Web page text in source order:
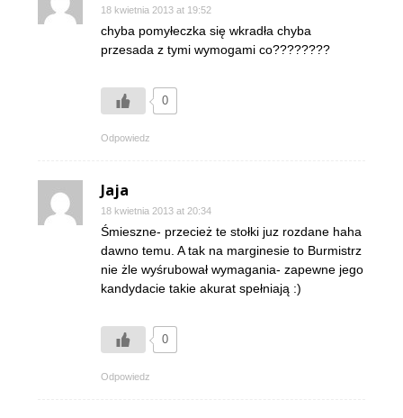
18 kwietnia 2013 at 19:52
chyba pomyłeczka się wkradła chyba
przesada z tymi wymogami co????????
0
Odpowiedz
Jaja
18 kwietnia 2013 at 20:34
Śmieszne- przecież te stołki juz rozdane haha
dawno temu. A tak na marginesie to Burmistrz
nie żle wyśrubował wymagania- zapewne jego
kandydacie takie akurat spełniają :)
0
Odpowiedz